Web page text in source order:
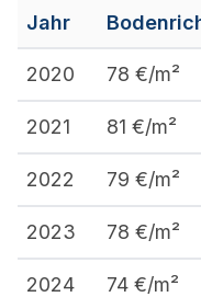
Jahr
2020 78 €/m²
2021 81 €/m²
2022 79 €/m²
2023 78 €/m²
2024 74 €/m²